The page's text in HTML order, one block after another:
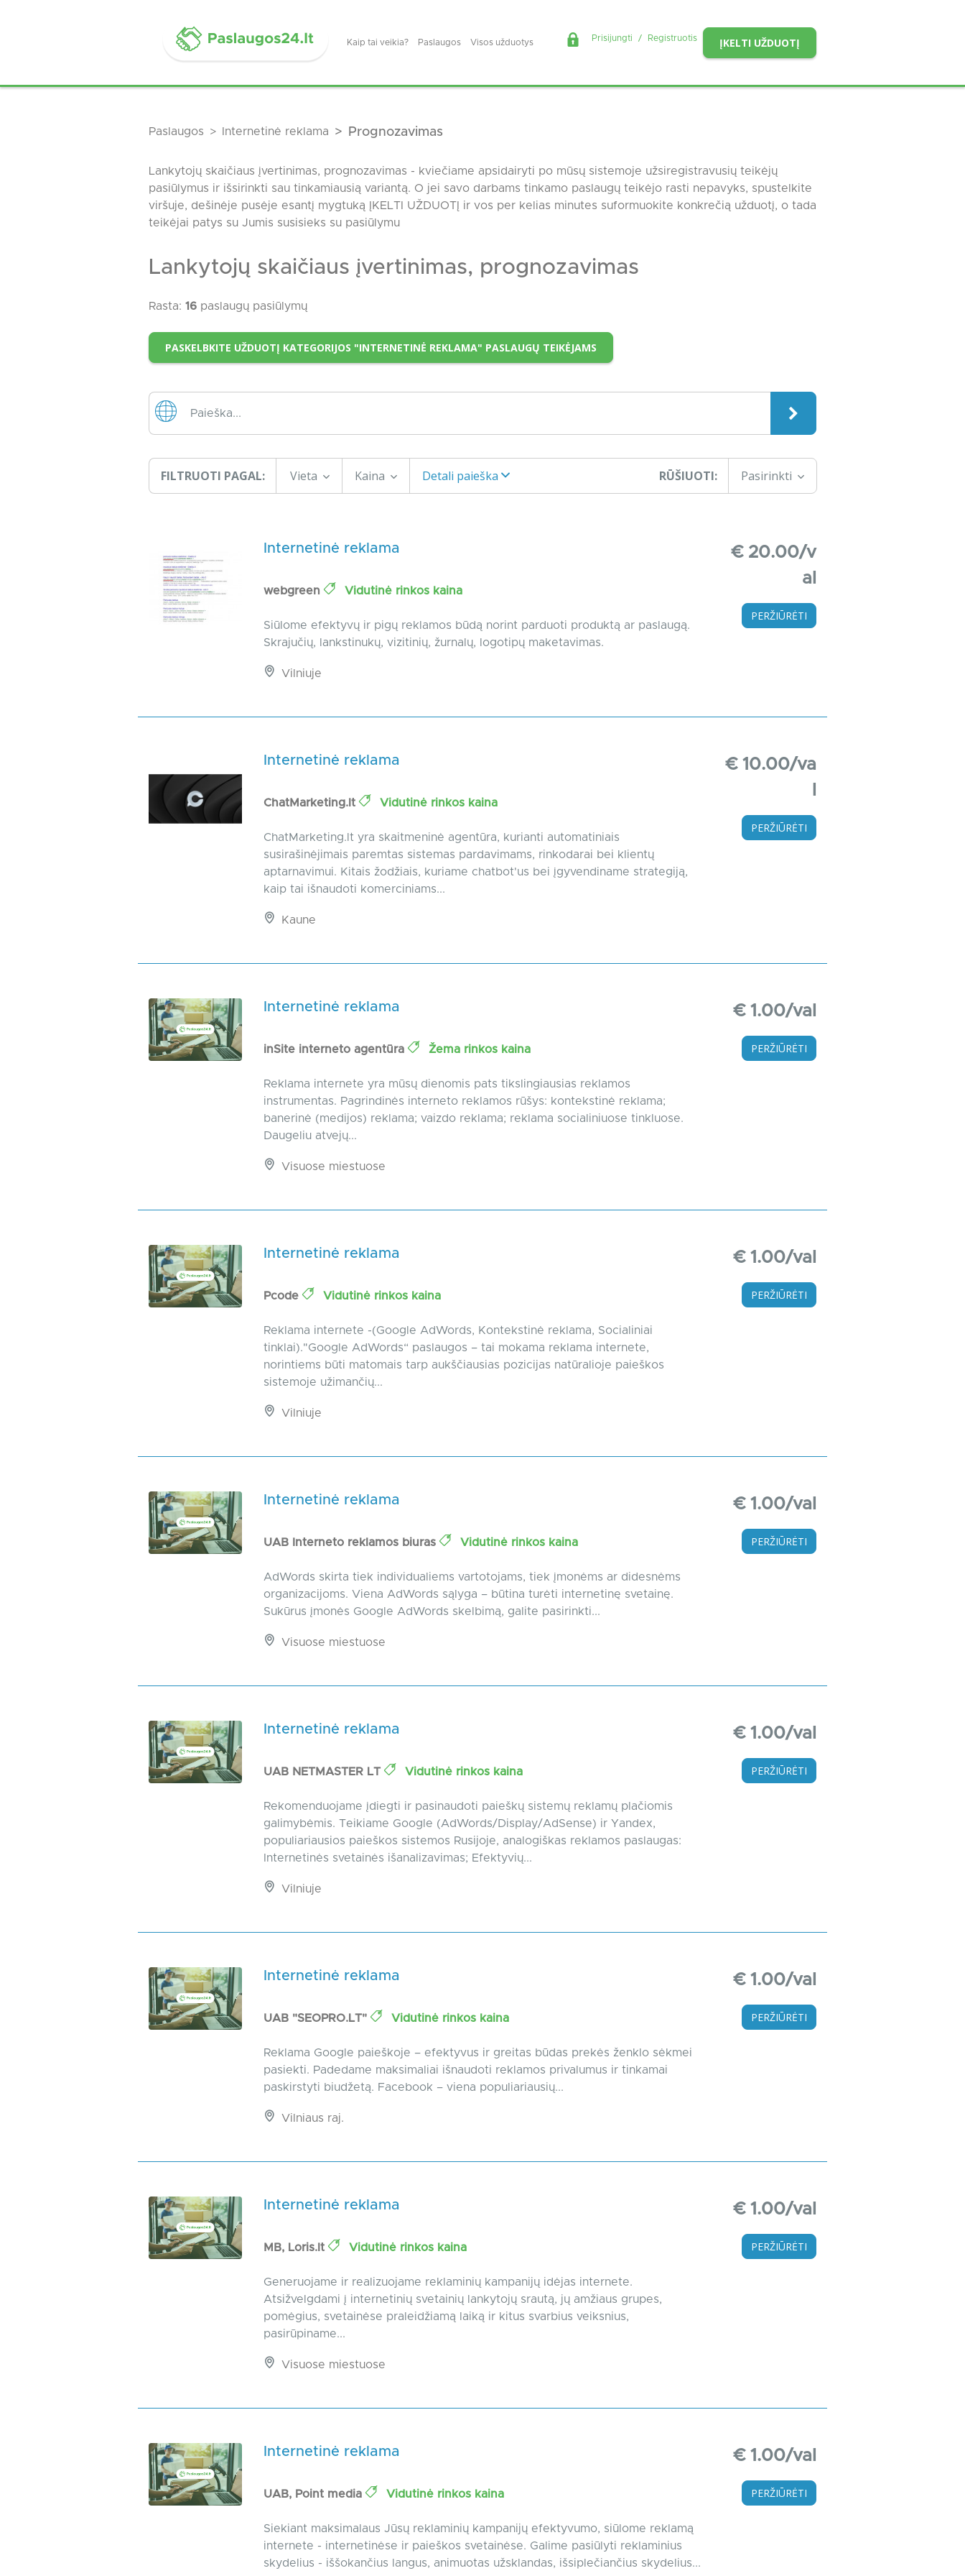
Kaip tai veikia? Paslaugos Visos užduotys ĮKELTI UŽDUOTĮ
Prisijungti / Registruotis
Paslaugos Internetinė reklama Prognozavimas
Lankytojų skaičiaus įvertinimas, prognozavimas - kviečiame apsidairyti po mūsų sistemoje užsiregistravusių teikėjų
pasiūlymus ir išsirinkti sau tinkamiausią variantą. O jei savo darbams tinkamo paslaugų teikėjo rasti nepavyks, spustelkite
viršuje, dešinėje pusėje esantį mygtuką ĮKELTI UŽDUOTĮ ir vos per kelias minutes suformuokite konkrečią užduotį, o tada
teikėjai patys su Jumis susisieks su pasiūlymu
Lankytojų skaičiaus įvertinimas, prognozavimas
Rasta: 16 paslaugų pasiūlymų
PASKELBKITE UŽDUOTĮ KATEGORIJOS "INTERNETINĖ REKLAMA" PASLAUGŲ TEIKĖJAMS
FILTRUOTI PAGAL: Vieta Kaina Detali paieška RŪŠIUOTI: Pasirinkti
Internetinė reklama
webgreen Vidutinė rinkos kaina
Siūlome efektyvų ir pigų reklamos būdą norint parduoti produktą ar paslaugą.
Skrajučių, lankstinukų, vizitinių, žurnalų, logotipų maketavimas.
Vilniuje
€ 20.00/v
al
PERŽIŪRĖTI
Internetinė reklama
ChatMarketing.lt Vidutinė rinkos kaina
ChatMarketing.lt yra skaitmeninė agentūra, kurianti automatiniais
susirašinėjimais paremtas sistemas pardavimams, rinkodarai bei klientų
aptarnavimui. Kitais žodžiais, kuriame chatbot'us bei įgyvendiname strategiją,
kaip tai išnaudoti komerciniams...
Kaune
€ 10.00/va
PERŽIŪRĖTI
Internetinė reklama
inSite interneto agentūra Žema rinkos kaina
Reklama internete yra mūsų dienomis pats tikslingiausias reklamos
instrumentas. Pagrindinės interneto reklamos rūšys: kontekstinė reklama;
banerinė (medijos) reklama; vaizdo reklama; reklama socialiniuose tinkluose.
Daugeliu atvejų...
Visuose miestuose
€ 1.00/val
PERŽIŪRĖTI
Internetinė reklama
Pcode Vidutinė rinkos kaina
Reklama internete -(Google AdWords, Kontekstinė reklama, Socialiniai
tinklai)."Google AdWords“ paslaugos – tai mokama reklama internete,
norintiems būti matomais tarp aukščiausias pozicijas natūralioje paieškos
sistemoje užimančių...
Vilniuje
€ 1.00/val
PERŽIŪRĖTI
Internetinė reklama
UAB Interneto reklamos biuras Vidutinė rinkos kaina
AdWords skirta tiek individualiems vartotojams, tiek įmonėms ar didesnėms
organizacijoms. Viena AdWords sąlyga – būtina turėti internetinę svetainę.
Sukūrus įmonės Google AdWords skelbimą, galite pasirinkti...
Visuose miestuose
€ 1.00/val
PERŽIŪRĖTI
Internetinė reklama
UAB NETMASTER LT Vidutinė rinkos kaina
Rekomenduojame įdiegti ir pasinaudoti paieškų sistemų reklamų plačiomis
galimybėmis. Teikiame Google (AdWords/Display/AdSense) ir Yandex,
populiariausios paieškos sistemos Rusijoje, analogiškas reklamos paslaugas:
Internetinės svetainės išanalizavimas; Efektyvių...
Vilniuje
€ 1.00/val
PERŽIŪRĖTI
Internetinė reklama
UAB "SEOPRO.LT" Vidutinė rinkos kaina
Reklama Google paieškoje – efektyvus ir greitas būdas prekės ženklo sėkmei
pasiekti. Padedame maksimaliai išnaudoti reklamos privalumus ir tinkamai
paskirstyti biudžetą. Facebook – viena populiariausių...
Vilniaus raj.
€ 1.00/val
PERŽIŪRĖTI
Internetinė reklama
MB, Loris.lt Vidutinė rinkos kaina
Generuojame ir realizuojame reklaminių kampanijų idėjas internete.
Atsižvelgdami į internetinių svetainių lankytojų srautą, jų amžiaus grupes,
pomėgius, svetainėse praleidžiamą laiką ir kitus svarbius veiksnius,
pasirūpiname...
Visuose miestuose
€ 1.00/val
PERŽIŪRĖTI
Internetinė reklama
UAB, Point media Vidutinė rinkos kaina
Siekiant maksimalaus Jūsų reklaminių kampanijų efektyvumo, siūlome reklamą
internete - internetinėse ir paieškos svetainėse. Galime pasiūlyti reklaminius
skydelius - iššokančius langus, animuotas užsklandas, išsiplečiančius skydelius...
€ 1.00/val
PERŽIŪRĖTI